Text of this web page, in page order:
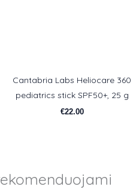
Cantabria Labs Heliocare 360
pediatrics stick SPF50+, 25 g
€22.00